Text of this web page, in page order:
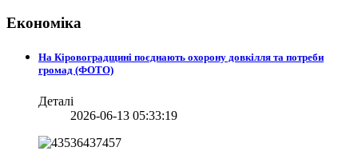
Економіка
На Кіровоградщині поєднають охорону довкілля та потреби
громад (ФОТО)
Деталі
2026-06-13 05:33:19